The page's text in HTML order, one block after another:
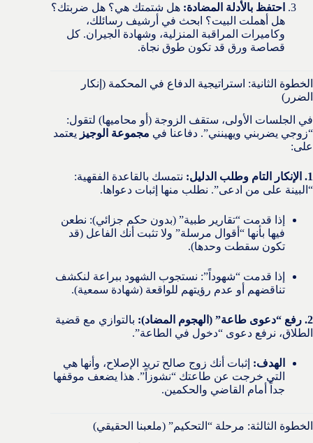
احتفظ بالأدلة المضادة: هل شتمتك هي؟ هل ضربتك؟
هل أهملت البيت؟ ابحث في أرشيف رسائلك،
وكاميرات المراقبة المنزلية، وشهادة الجيران. كل
قصاصة ورق قد تكون طوق نجاة.
الخطوة الثانية: استراتيجية الدفاع في المحكمة (إنكار
الضرر)
في الجلسات الأولى، ستقف الزوجة (أو محاميها) لتقول:
“زوجي يضربني ويهينني”. دفاعنا في مجموعة الوجيز يعتمد
على:
1. الإنكار التام وطلب الدليل:
نتمسك بالقاعدة الفقهية:
“البينة على من ادعى”. نطلب منها إثبات دعواها.
إذا قدمت “تقارير طبية” (بدون حكم جزائي): نطعن
فيها بأنها “أقوال مرسلة” ولا تثبت أنك الفاعل (قد
تكون سقطت وحدها).
إذا قدمت “شهوداً”: نستجوب الشهود ببراعة لنكشف
تناقضهم أو عدم رؤيتهم للواقعة (شهادة سمعية).
2. رفع “دعوى طاعة” (الهجوم المضاد):
بالتوازي مع قضية
الطلاق، نرفع دعوى “دخول في الطاعة”.
الهدف: إثبات أنك زوج صالح تريد الإصلاح، وأنها هي
التي خرجت عن طاعتك “نشوزاً”. هذا يضعف موقفها
جداً أمام القاضي والحكمين.
الخطوة الثالثة: مرحلة “التحكيم” (ملعبنا الحقيقي)